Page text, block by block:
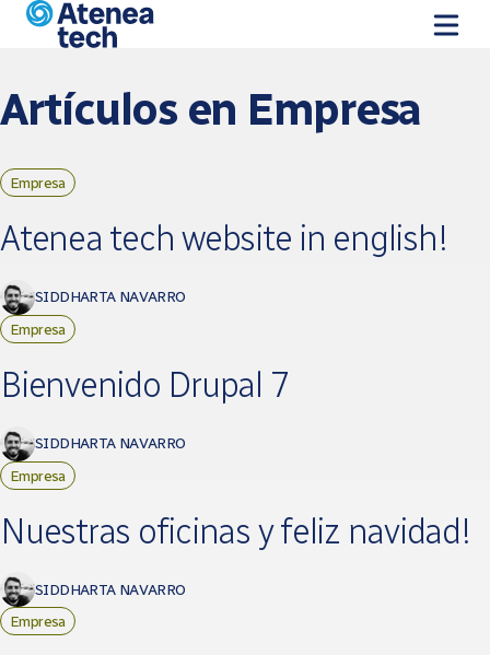
Pasar al contenido principal
Artículos en Empresa
Empresa
Atenea tech website in english!
SIDDHARTA NAVARRO
Empresa
Bienvenido Drupal 7
SIDDHARTA NAVARRO
Empresa
Nuestras oficinas y feliz navidad!
SIDDHARTA NAVARRO
Empresa
Páginas